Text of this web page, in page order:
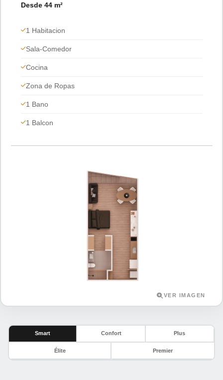
Desde 44 m²
1 Habitacion
Sala-Comedor
Cocina
Zona de Ropas
1 Bano
1 Balcon
VER IMAGEN
Smart Confort Plus
Élite Premier